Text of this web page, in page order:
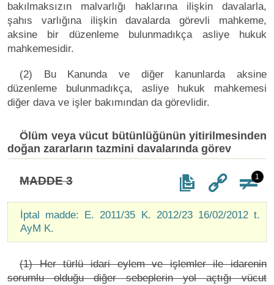
bakılmaksızın malvarlığı haklarına ilişkin davalarla,
şahıs varlığına ilişkin davalarda görevli mahkeme,
aksine bir düzenleme bulunmadıkça asliye hukuk
mahkemesidir.
(2) Bu Kanunda ve diğer kanunlarda aksine
düzenleme bulunmadıkça, asliye hukuk mahkemesi
diğer dava ve işler bakımından da görevlidir.
Ölüm veya vücut bütünlüğünün yitirilmesinden
doğan zararların tazmini davalarında görev
MADDE 3 1
İptal madde: E. 2011/35 K. 2012/23 16/02/2012 t.
AyM K.
(1) Her türlü idari eylem ve işlemler ile idarenin
sorumlu olduğu diğer sebeplerin yol açtığı vücut